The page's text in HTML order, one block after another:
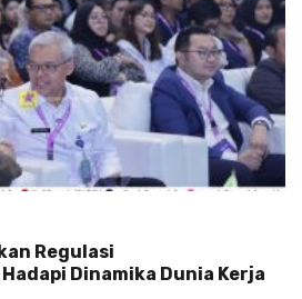
Regulasi
Dinamika Dunia Kerja